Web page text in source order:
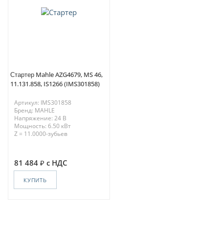
Стартер Mahle AZG4679, MS 46,
11.131.858, IS1266 (IMS301858)
Артикул: IMS301858
Бренд: MAHLE
Напряжение: 24 В
Мощность: 6.50 кВт
Z = 11.0000-зубьев
81 484 с НДС
КУПИТЬ